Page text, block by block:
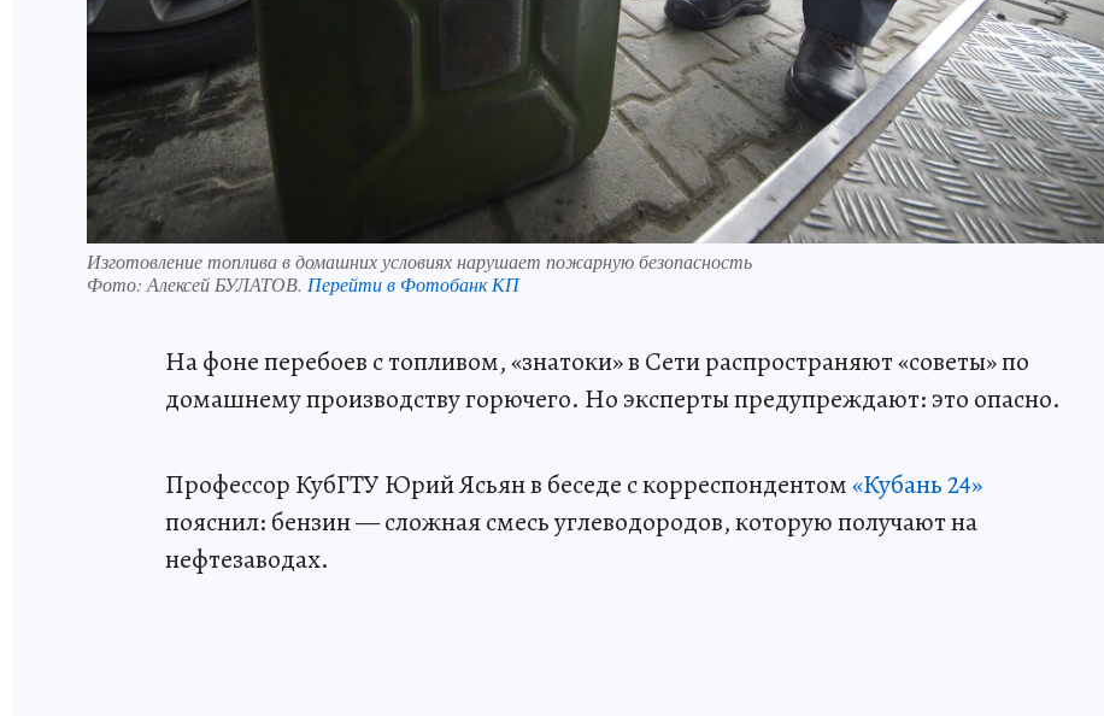
Изготовление топлива в домашних условиях нарушает пожарную безопасность
Фото: Алексей БУЛАТОВ. Перейти в Фотобанк КП
На фоне перебоев с топливом, «знатоки» в Сети распространяют «советы» по
домашнему производству горючего. Но эксперты предупреждают: это опасно.
Профессор КубГТУ Юрий Ясьян в беседе с корреспондентом«Кубань 24»
пояснил: бензин — сложная смесь углеводородов, которую получают на
нефтезаводах.